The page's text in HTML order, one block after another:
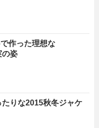
作った理想な
の姿
りな2015秋冬ジャケ